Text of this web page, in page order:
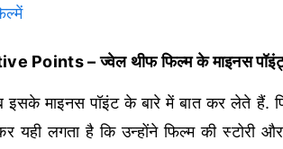
Points – ज्वेल थीफ फिल्म के माइनस
इसके माइनस पॉइंट के बारे में बात कर लेते हैं.
यही लगता है कि उन्होंने फिल्म की स्टोरी